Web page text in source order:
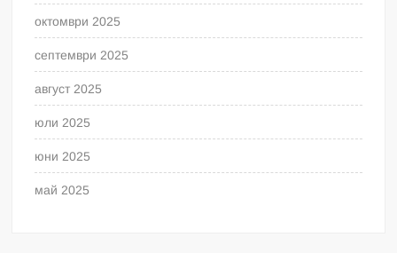
октомври 2025
септември 2025
август 2025
юли 2025
юни 2025
май 2025